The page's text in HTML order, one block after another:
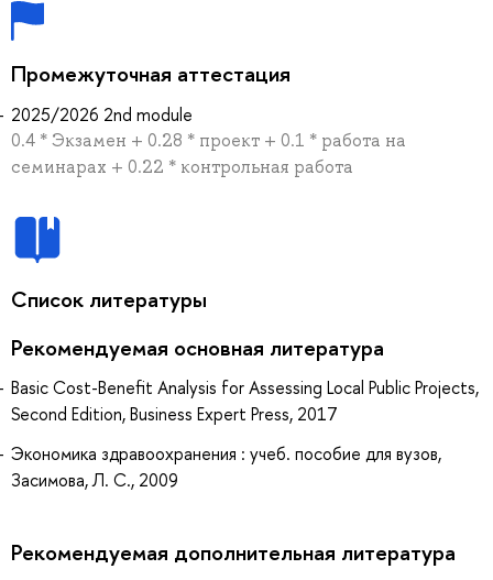
Промежуточная аттестация
2025/2026 2nd module
0.4 * Экзамен + 0.28 * проект + 0.1 * работа на
семинарах + 0.22 * контрольная работа
Список литературы
Рекомендуемая основная литература
Basic Cost-Benefit Analysis for Assessing Local Public Projects,
Second Edition, Business Expert Press, 2017
Экономика здравоохранения : учеб. пособие для вузов,
Засимова, Л. С., 2009
Рекомендуемая дополнительная литература